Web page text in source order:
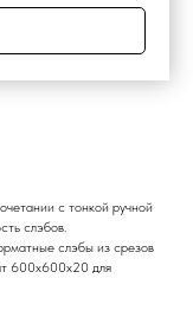
с тонкой ручной
слэбов.
слэбы из срезов
600х600х20 для